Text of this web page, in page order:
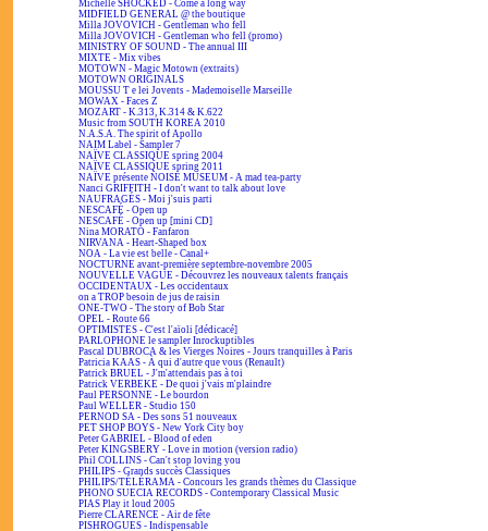
Michelle SHOCKED - Come a long way
MIDFIELD GENERAL @ the boutique
Milla JOVOVICH - Gentleman who fell
Milla JOVOVICH - Gentleman who fell (promo)
MINISTRY OF SOUND - The annual III
MIXTE - Mix vibes
MOTOWN - Magic Motown (extraits)
MOTOWN ORIGINALS
MOUSSU T e lei Jovents - Mademoiselle Marseille
MOWAX - Faces Z
MOZART - K.313, K.314 & K.622
Music from SOUTH KOREA 2010
N.A.S.A. The spirit of Apollo
NAIM Label - Sampler 7
NAÏVE CLASSIQUE spring 2004
NAÏVE CLASSIQUE spring 2011
NAÏVE présente NOISE MUSEUM - A mad tea-party
Nanci GRIFFITH - I don't want to talk about love
NAUFRAGÉS - Moi j'suis parti
NESCAFÉ - Open up
NESCAFÉ - Open up [mini CD]
Nina MORATO - Fanfaron
NIRVANA - Heart-Shaped box
NOA - La vie est belle - Canal+
NOCTURNE avant-première septembre-novembre 2005
NOUVELLE VAGUE - Découvrez les nouveaux talents français
OCCIDENTAUX - Les occidentaux
on a TROP besoin de jus de raisin
ONE-TWO - The story of Bob Star
OPEL - Route 66
OPTIMISTES - C'est l'aïoli [dédicacé]
PARLOPHONE le sampler Inrockuptibles
Pascal DUBROCA & les Vierges Noires - Jours tranquilles à Paris
Patricia KAAS - À qui d'autre que vous (Renault)
Patrick BRUEL - J'm'attendais pas à toi
Patrick VERBEKE - De quoi j'vais m'plaindre
Paul PERSONNE - Le bourdon
Paul WELLER - Studio 150
PERNOD SA - Des sons 51 nouveaux
PET SHOP BOYS - New York City boy
Peter GABRIEL - Blood of eden
Peter KINGSBERY - Love in motion (version radio)
Phil COLLINS - Can't stop loving you
PHILIPS - Grands succès Classiques
PHILIPS/TÉLÉRAMA - Concours les grands thèmes du Classique
PHONO SUECIA RECORDS - Contemporary Classical Music
PIAS Play it loud 2005
Pierre CLARENCE - Air de fête
PISHROGUES - Indispensable